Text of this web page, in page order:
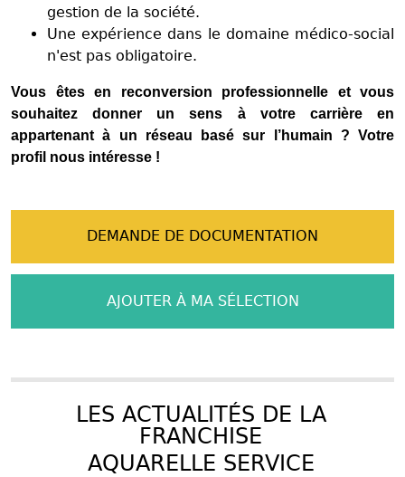
gestion de la société.
Une expérience dans le domaine médico-social
n'est pas obligatoire.
Vous êtes en reconversion professionnelle et vous
souhaitez donner un sens à votre carrière en
appartenant à un réseau basé sur l’humain ? Votre
profil nous intéresse !
DEMANDE DE DOCUMENTATION
AJOUTER À MA SÉLECTION
LES ACTUALITÉS DE LA
FRANCHISE
AQUARELLE SERVICE